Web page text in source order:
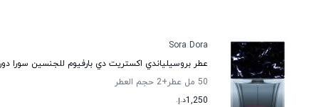
Sora Dora
عطر بروسيلياندي اكستريت دي بارفيوم للجنسين سورا
50 مل عطر
+2
حجم العطر
1,250د.إ.